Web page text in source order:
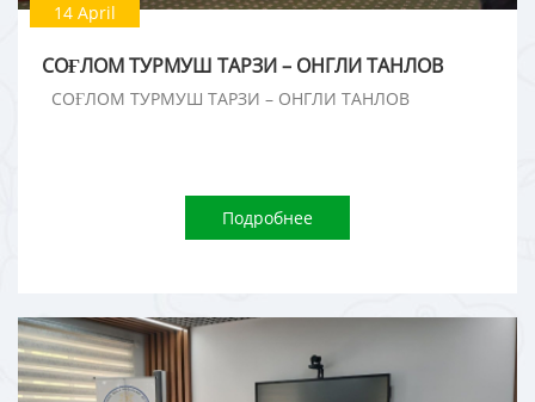
14 April
СОҒЛОМ ТУРМУШ ТАРЗИ – ОНГЛИ ТАНЛОВ
СОҒЛОМ ТУРМУШ ТАРЗИ – ОНГЛИ ТАНЛОВ
Подробнее